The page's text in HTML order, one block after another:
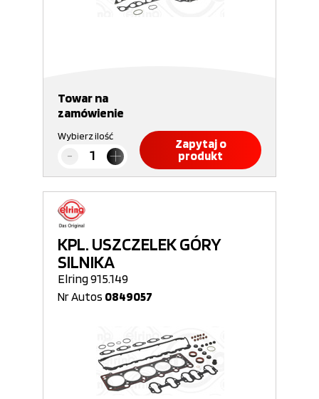
Towar na
zamówienie
Wybierz ilość
Zapytaj o
produkt
KPL. USZCZELEK GÓRY
SILNIKA
Elring 915.149
Nr Autos 0849057